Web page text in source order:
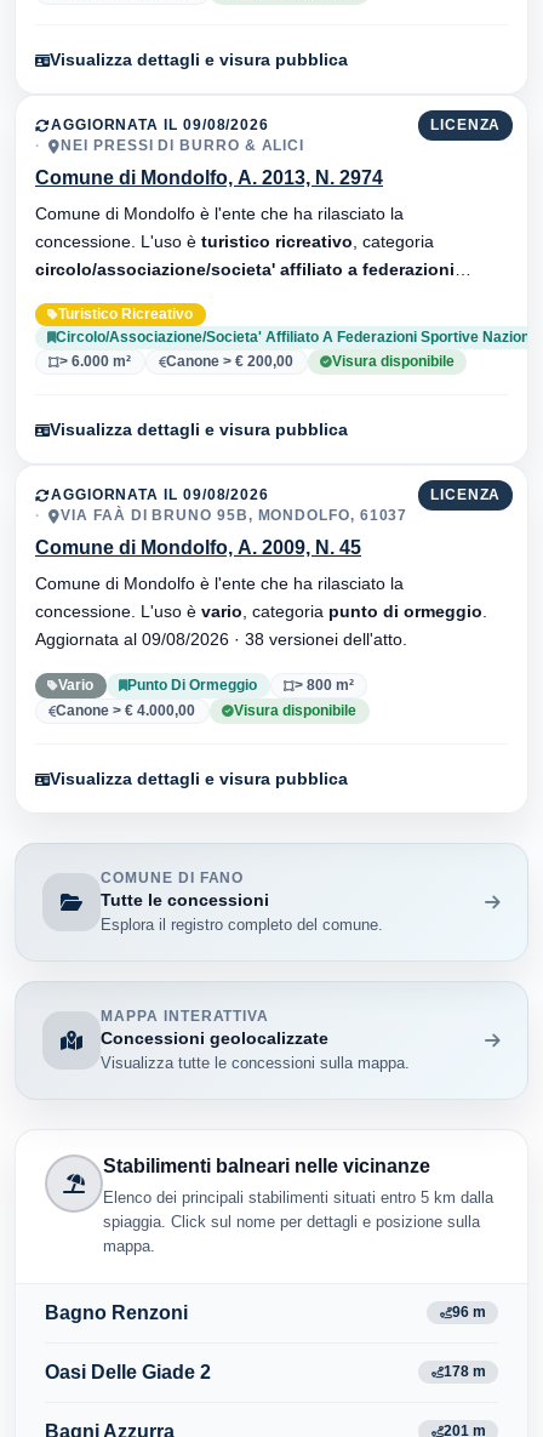
Visualizza dettagli e visura pubblica
LICENZA
AGGIORNATA IL 09/08/2026
NEI PRESSI DI BURRO & ALICI
Comune di Mondolfo, A. 2013, N. 2974
Comune di Mondolfo è l'ente che ha rilasciato la
concessione. L'uso è turistico ricreativo , categoria
circolo/associazione/societa' affiliato a federazioni
dell'atto.
Turistico Ricreativo
Circolo/Associazione/Societa' Affiliato A Federazioni Sportive
> 6.000 m²
Canone > € 200,00 Visura disponibile
Visualizza dettagli e visura pubblica
LICENZA
AGGIORNATA IL 09/08/2026
VIA FAÀ DI BRUNO 95B, MONDOLFO, 61037
Comune di Mondolfo, A. 2009, N. 45
Comune di Mondolfo è l'ente che ha rilasciato la
concessione. L'uso è vario , categoria punto di ormeggio
Aggiornata al 09/08/2026 · 38 versionei dell'atto.
Vario Punto Di Ormeggio
> 800 m²
Canone > € 4.000,00
Visura disponibile
Visualizza dettagli e visura pubblica
COMUNE DI FANO
Tutte le concessioni
Esplora il registro completo del comune.
MAPPA INTERATTIVA
Concessioni geolocalizzate
Visualizza tutte le concessioni sulla mappa.
Stabilimenti balneari nelle vicinanze
Elenco dei principali stabilimenti situati entro 5 km dalla
spiaggia. Click sul nome per dettagli e posizione sulla
mappa.
Bagno Renzoni 96 m
Oasi Delle Giade 2 178 m
Bagni Azzurra 201 m